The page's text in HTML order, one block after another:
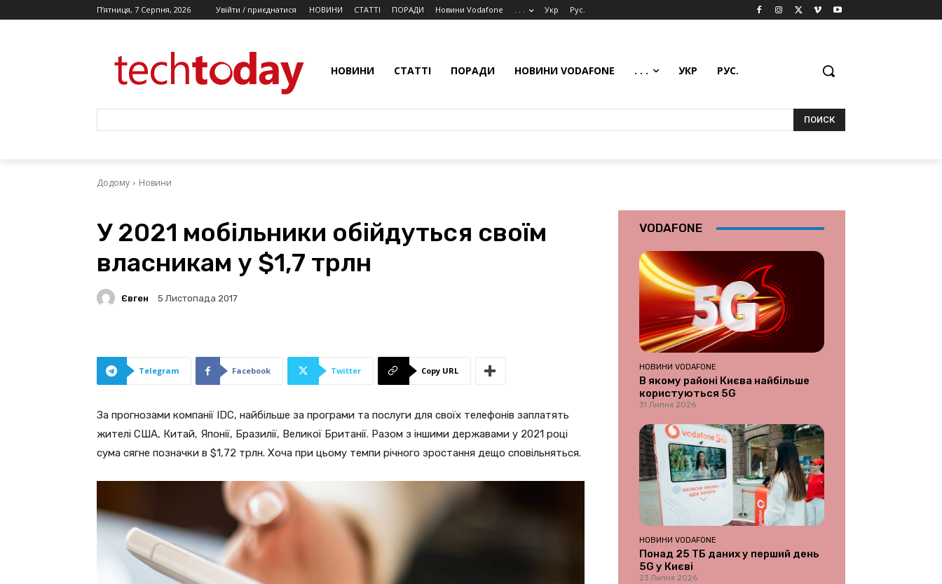
П’ятниця, 7 Серпня, 2026 Увійти / приєднатися НОВИНИ СТАТТІ ПОРАДИ Новини Vodafone . . . Укр Рус.
НОВИНИ СТАТТІ ПОРАДИ НОВИНИ VODAFONE . . . УКР РУС.
ПОИСК
Додому Новини
У 2021 мобільники обійдуться своїм
власникам у $1,7 трлн
Євген 5 Листопада 2017
Telegram Facebook Twitter Copy URL
За прогнозами компанії IDC, найбільше за програми та послуги для своїх телефонів заплатять
жителі США, Китай, Японії, Бразилії, Великої Британії. Разом з іншими державами у 2021 році
сума сягне позначки в $1,72 трлн. Хоча при цьому темпи річного зростання дещо сповільняться.
VODAFONE
НОВИНИ VODAFONE
В якому районі Києва найбільше
користуються 5G
31 Липня 2026
НОВИНИ VODAFONE
Понад 25 ТБ даних у перший день
5G у Києві
23 Липня 2026